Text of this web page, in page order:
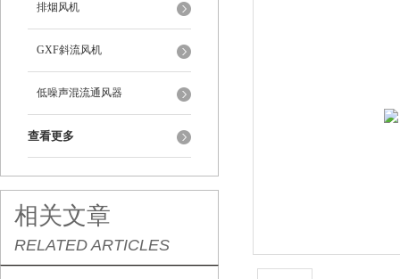
排烟风机
GXF斜流风机
低噪声混流通风器
查看更多
相关文章
RELATED ARTICLES